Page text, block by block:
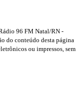
96 FM Natal/RN -
do conteúdo desta página
ou impressos, sem